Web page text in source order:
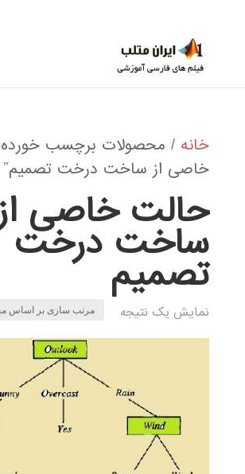
خانه / محصولات برچسب
خاصی از ساخت درخت تصمیم”
حالت خاصی
ساخت درخت
تصمیم
نمایش یک نتیجه